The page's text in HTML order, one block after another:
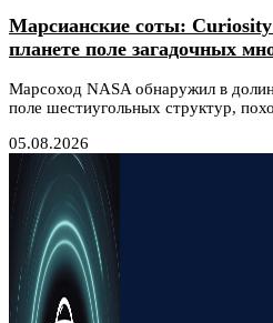
Марсианские соты:
планете поле загадочных
Марсоход NASA обнаружил в
поле шестиугольных структур,
05.08.2026